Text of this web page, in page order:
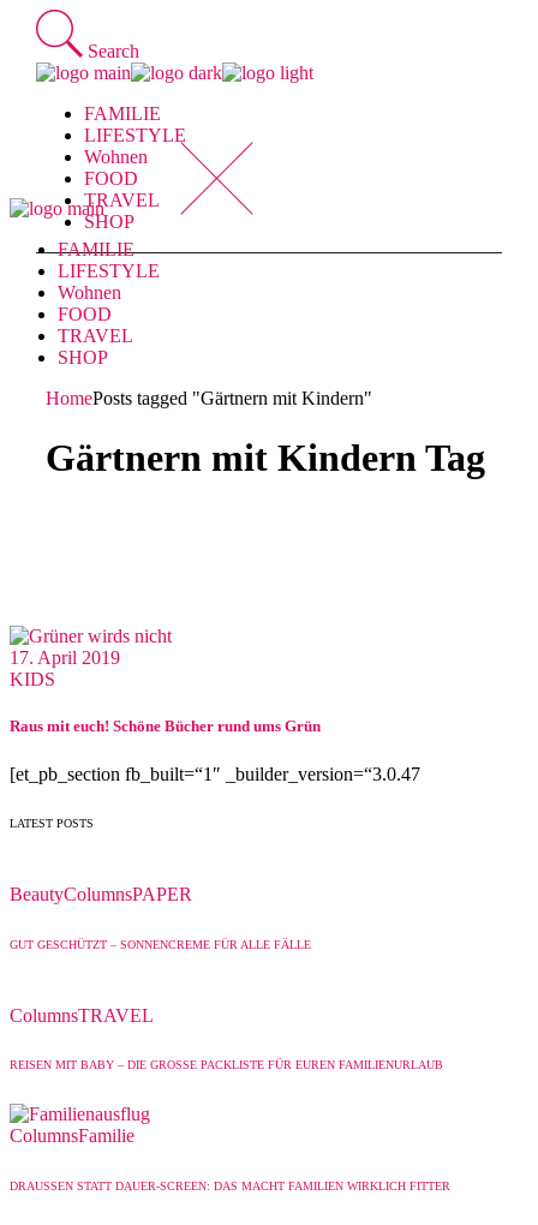
Skip
content
Search
FAMILIE
LIFESTYLE
Wohnen
FOOD
TRAVEL
SHOP
FAMILIE
LIFESTYLE
Wohnen
FOOD
TRAVEL
SHOP
HomePosts tagged "Gärtnern mit Kindern"
Gärtnern mit Kindern Tag
17. April 2019
KIDS
Raus mit euch! Schöne Bücher rund ums Grün
[et_pb_section fb_built=“1″ _builder_version=“3.0.47
LATEST POSTS
BeautyColumnsPAPER
GUT GESCHÜTZT – SONNENCREME FÜR ALLE FÄLLE
ColumnsTRAVEL
REISEN MIT BABY – DIE GROSSE PACKLISTE FÜR EUREN FAMILIENURLAUB
ColumnsFamilie
DRAUSSEN STATT DAUER-SCREEN: DAS MACHT FAMILIEN WIRKLICH FITTER